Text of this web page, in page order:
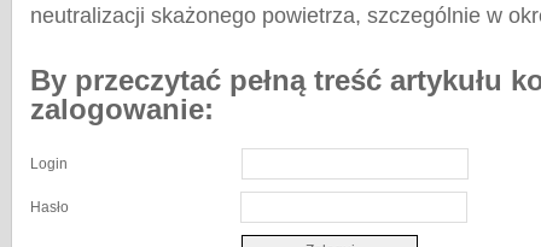
neutralizacji skażonego powietrza, szczególnie w
By przeczytać pełną treść artykułu
zalogowanie:
Login
Hasło